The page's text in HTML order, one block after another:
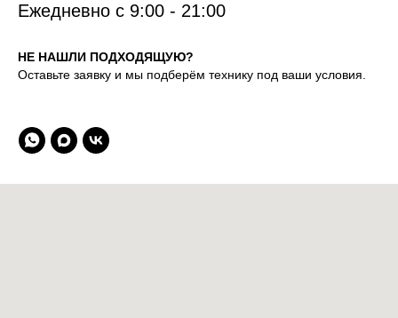
Ежедневно с 9:00 - 21:00
НЕ НАШЛИ ПОДХОДЯЩУЮ?
Оставьте заявку и мы подберём технику под ваши условия.